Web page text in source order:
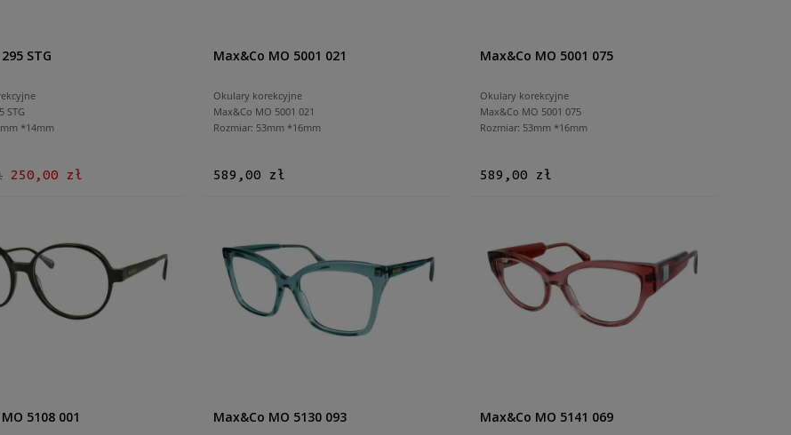
STG
STG
*14mm
250,00 zł
Max&Co MO 5001 021
Okulary korekcyjne
Max&Co MO 5001 021
Rozmiar: 53mm *16mm
589,00 zł
Max&Co MO 5001 075
Okulary korekcyjne
Max&Co MO 5001 075
Rozmiar: 53mm *16mm
589,00 zł
5108 001 Max&Co MO 5130 093 Max&Co MO 5141 069